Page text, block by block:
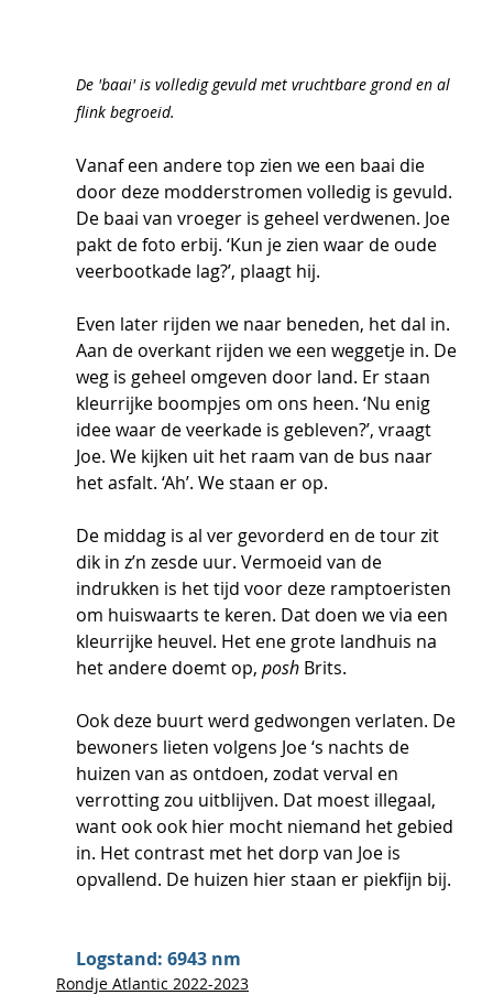
De 'baai' is volledig gevuld met vruchtbare grond en al
flink begroeid.
Vanaf een andere top zien we een baai die
door deze modderstromen volledig is gevuld.
De baai van vroeger is geheel verdwenen. Joe
pakt de foto erbij. ‘Kun je zien waar de oude
veerbootkade lag?’, plaagt hij.
Even later rijden we naar beneden, het dal in.
Aan de overkant rijden we een weggetje in. De
weg is geheel omgeven door land. Er staan
kleurrijke boompjes om ons heen. ‘Nu enig
idee waar de veerkade is gebleven?’, vraagt
Joe. We kijken uit het raam van de bus naar
het asfalt. ‘Ah’. We staan er op.
De middag is al ver gevorderd en de tour zit
dik in z’n zesde uur. Vermoeid van de
indrukken is het tijd voor deze ramptoeristen
om huiswaarts te keren. Dat doen we via een
kleurrijke heuvel. Het ene grote landhuis na
het andere doemt op, posh Brits.
Ook deze buurt werd gedwongen verlaten. De
bewoners lieten volgens Joe ‘s nachts de
huizen van as ontdoen, zodat verval en
verrotting zou uitblijven. Dat moest illegaal,
want ook ook hier mocht niemand het gebied
in. Het contrast met het dorp van Joe is
opvallend. De huizen hier staan er piekfijn bij.
Logstand: 6943 nm
Rondje Atlantic 2022-2023